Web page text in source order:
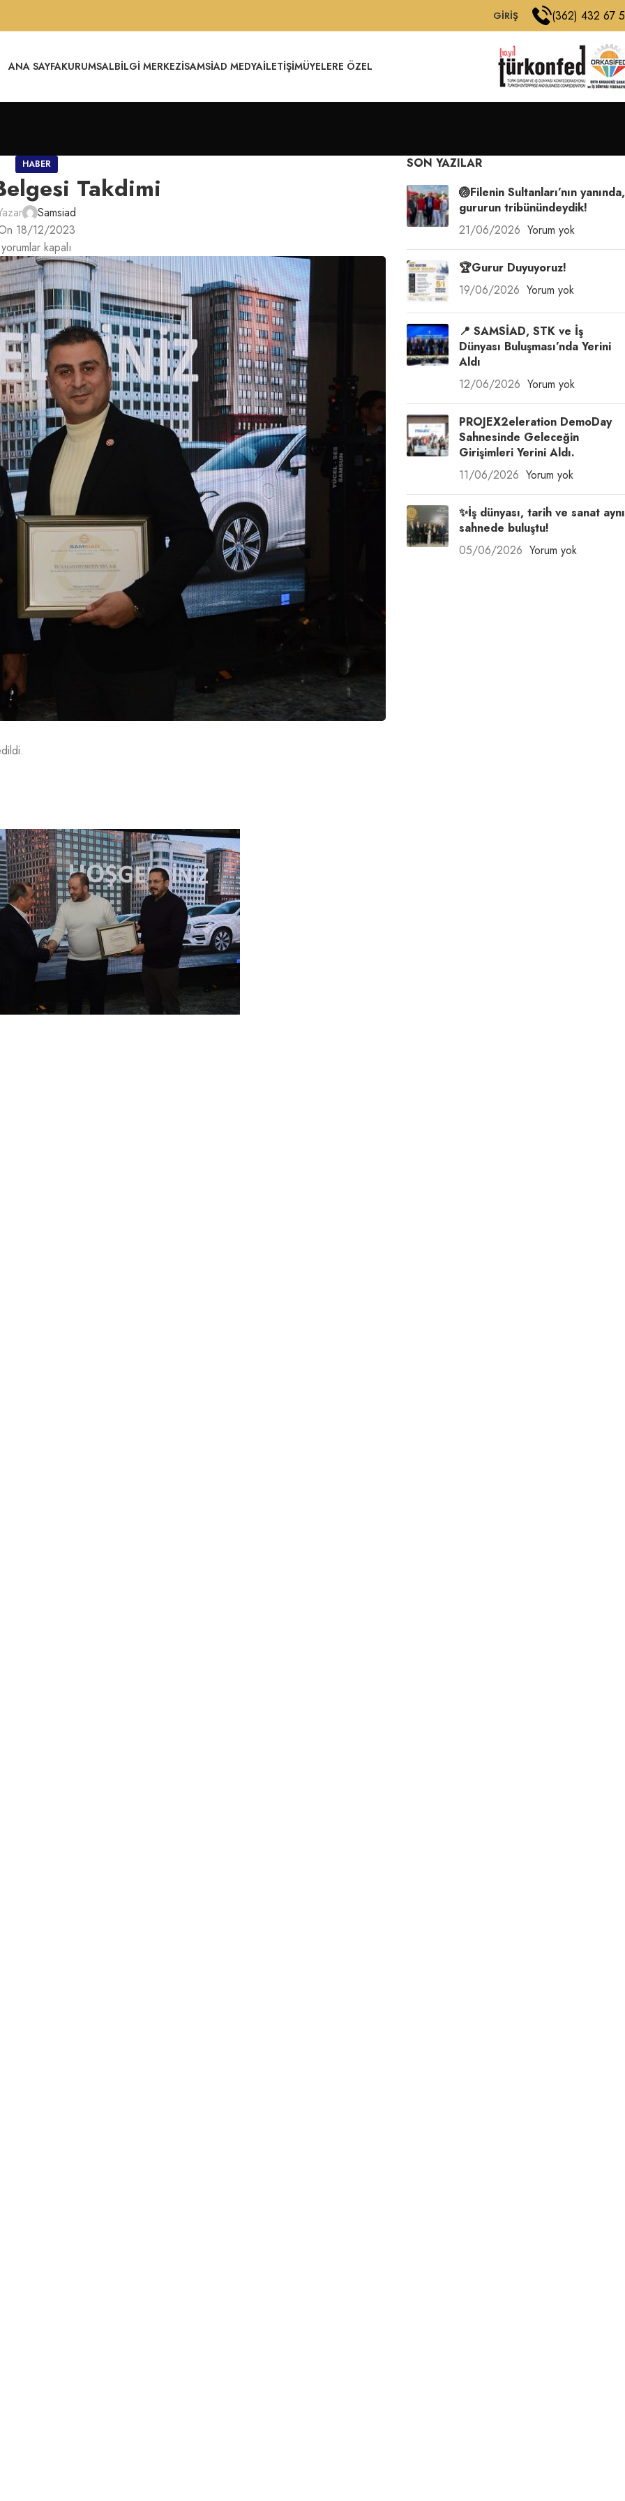
GIRIŞ (362) 432 67
ANA SAYFAKURUMSALBILGI MERKEZISAMSİAD MEDYAİLETIŞIMÜYELERE ÖZEL
HABER
Takdimi
Samsiad
18/12/2023
yorumlar kapalı
SON YAZILAR
🏐Filenin Sultanları’nın yanında,
gururun tribünündeydik!
21/06/2026 Yorum yok
🏆Gurur Duyuyoruz!
19/06/2026 Yorum yok
📍 SAMSİAD, STK ve İş
Dünyası Buluşması’nda Yerini
Aldı
12/06/2026 Yorum yok
PROJEX2eleration DemoDay
Sahnesinde Geleceğin
Girişimleri Yerini Aldı.
11/06/2026 Yorum yok
✨İş dünyası, tarih ve sanat aynı
sahnede buluştu!
05/06/2026 Yorum yok